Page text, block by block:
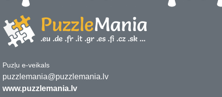
Puzļu e-veikals
puzzlemania@puzzlemania.lv
www.puzzlemania.lv